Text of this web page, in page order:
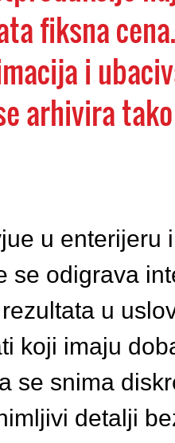
fiksna cena.
i
arhivira
u enterijeru
se odigrava
u
koji imaju
se snima
detalji